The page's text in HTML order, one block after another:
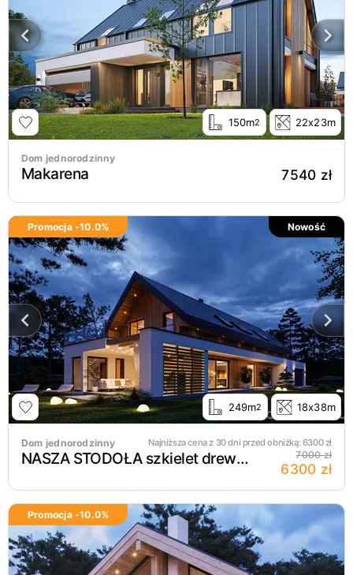
150m2 22x23m
Dom jednorodzinny
Makarena 7540 zł
Promocja -10.0% Nowość
249m2 18x38m
Dom jednorodzinny Najniższa cena z 30 dni przed obniżką:6300zł
NASZA STODOŁA szkielet drewniany 7000 zł
6300 zł
Promocja -10.0%